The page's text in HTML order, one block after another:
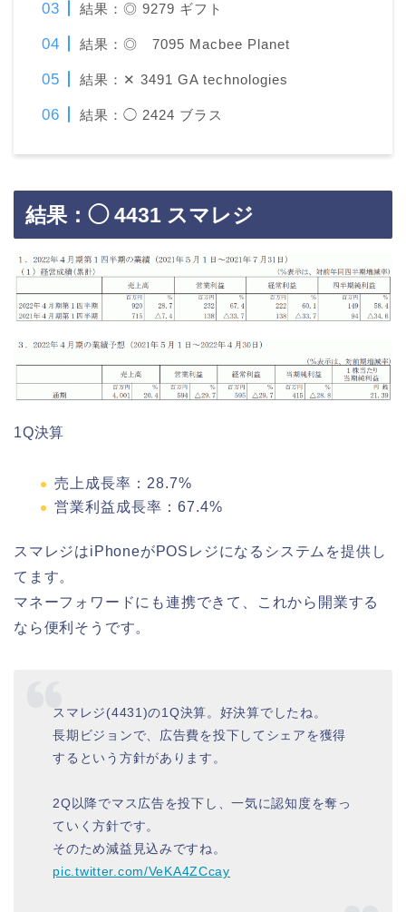
結果：◎ 9279 ギフト
結果：◎ 7095 Macbee Planet
結果：✕ 3491 GA technologies
結果：◯ 2424 ブラス
結果：◯ 4431 スマレジ
1Q決算
売上成長率：28.7%
営業利益成長率：67.4%
スマレジはiPhoneがPOSレジになるシステムを提供し
てます。
マネーフォワードにも連携できて、これから開業する
なら便利そうです。
スマレジ(4431)の1Q決算。好決算でしたね。
長期ビジョンで、広告費を投下してシェアを獲得
するという方針があります。
2Q以降でマス広告を投下し、一気に認知度を奪っ
ていく方針です。
そのため減益見込みですね。
pic.twitter.com/VeKA4ZCcay